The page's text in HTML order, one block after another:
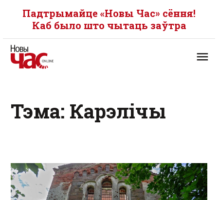
Падтрымайце «Новы Час» сёння!
Каб было што чытаць заўтра
Тэма: Карэлічы